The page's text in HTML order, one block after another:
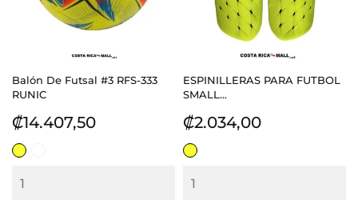
Balón De Futsal #3 RFS-333
RUNIC
Precio
₡14.407,50
AMARILLO
ESPINILLERAS PARA FUTBOL
SMALL...
Precio
₡2.034,00
AMARILLO